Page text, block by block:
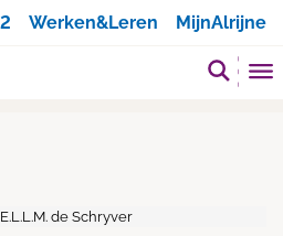
Werken&Leren MijnAlrijne
de Schryver